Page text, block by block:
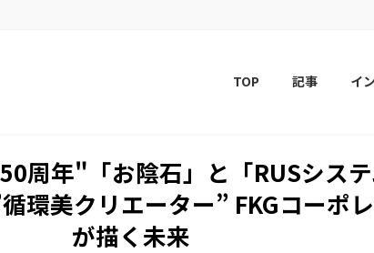
TOP 記事 イ
周年"「お陰石」と「RUSシス
環美クリエーター” FKGコーポ
が描く未来